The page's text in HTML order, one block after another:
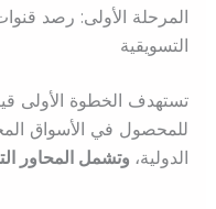
المرحلة الأولى: رصد
التسويقية
تستهدف الخطوة الأولى
للمحصول في الأسواق
الدولية،وتشمل المحاور